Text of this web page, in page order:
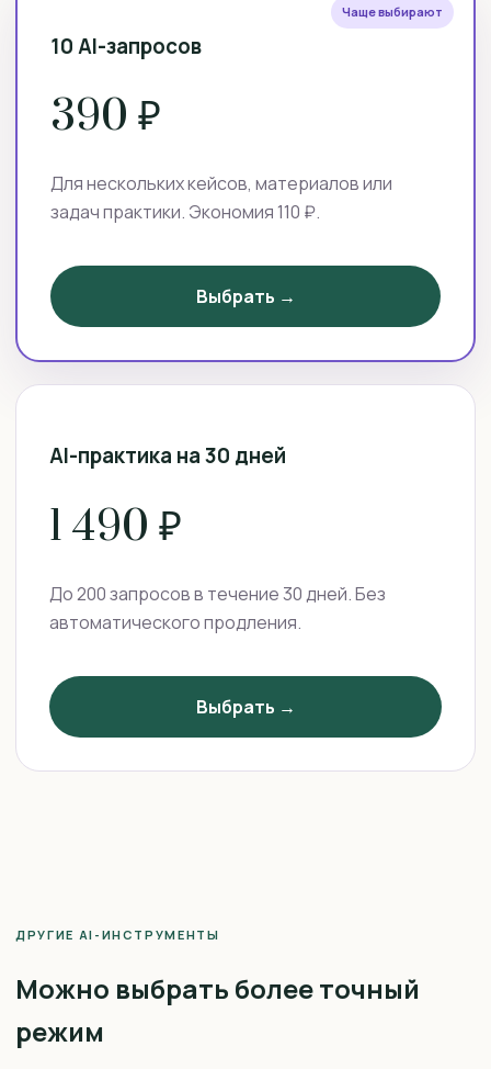
Чаще выбирают
10 AI-запросов
390 ₽
Для нескольких кейсов, материалов или
задач практики. Экономия 110 ₽.
Выбрать →
AI-практика на 30 дней
1 490 ₽
До 200 запросов в течение 30 дней. Без
автоматического продления.
Выбрать →
ДРУГИЕ AI-ИНСТРУМЕНТЫ
Можно выбрать более точный
режим